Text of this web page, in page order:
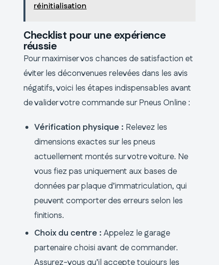
réinitialisation
Checklist pour une expérience
réussie
Pour maximiser vos chances de satisfaction et
éviter les déconvenues relevées dans les avis
négatifs, voici les étapes indispensables avant
de valider votre commande sur Pneus Online :
Vérification physique : Relevez les
dimensions exactes sur les pneus
actuellement montés sur votre voiture. Ne
vous fiez pas uniquement aux bases de
données par plaque d’immatriculation, qui
peuvent comporter des erreurs selon les
finitions.
Choix du centre : Appelez le garage
partenaire choisi avant de commander.
Assurez-vous qu’il accepte toujours les